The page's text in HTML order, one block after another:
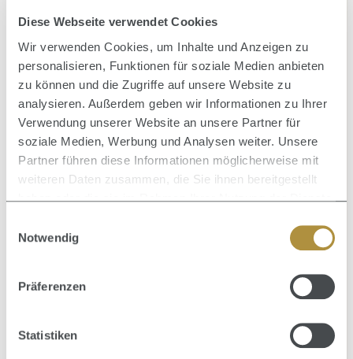
Diese Webseite verwendet Cookies
Wir verwenden Cookies, um Inhalte und Anzeigen zu
personalisieren, Funktionen für soziale Medien anbieten
zu können und die Zugriffe auf unsere Website zu
analysieren. Außerdem geben wir Informationen zu Ihrer
Verwendung unserer Website an unsere Partner für
soziale Medien, Werbung und Analysen weiter. Unsere
Partner führen diese Informationen möglicherweise mit
weiteren Daten zusammen, die Sie ihnen bereitgestellt
haben oder die sie im Rahmen Ihrer Nutzung der Dienste
Notwendig
Präferenzen
Statistiken
Durchschnittliche Bewertung von 0 von 5 Sternen
Frizz Dismiss Anti Static Oil Mist 125 ml - Nur
noch kurze Zeit verfügbar
Inhalt:0.125 Liter(255,20 € / 1 Liter)
Regulärer Preis:
31,90 €
Produktgalerie überspringen
Zusammen kaufen mit